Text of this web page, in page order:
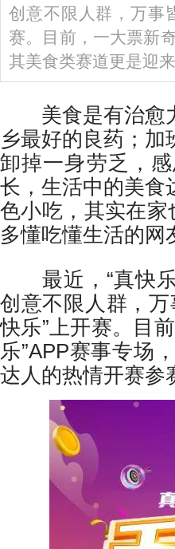
创意不限人群，万事
赛。目前，一大票新
其美食类赛道更是迎
美食是有治愈力
乡最好的良药；
卸掉一身劳乏，
长，生活中的美食
色小吃，其实在家
多懂吃懂生活的网
最近，“真快乐
创意不限人群，
快乐”上开赛。目
乐”APP赛事专场
达人的热情开赛参